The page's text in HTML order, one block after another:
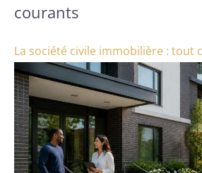
courants
La société civile immobilière : tout